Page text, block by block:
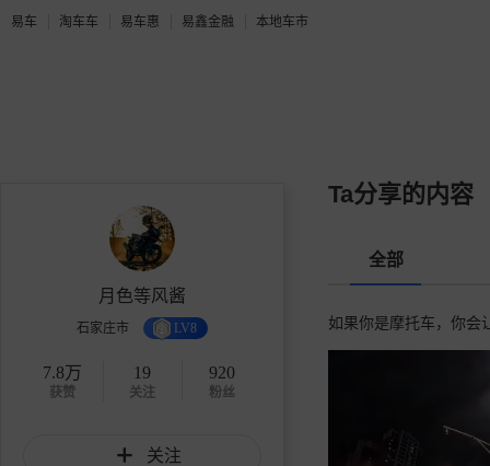
易车 淘车车 易车惠 易鑫金融 本地车市
月色等风酱
石家庄市 LV8
7.8万
获赞
19
关注
920
粉丝
关注
Ta分享的内容
全部
如果你是摩托车，你会